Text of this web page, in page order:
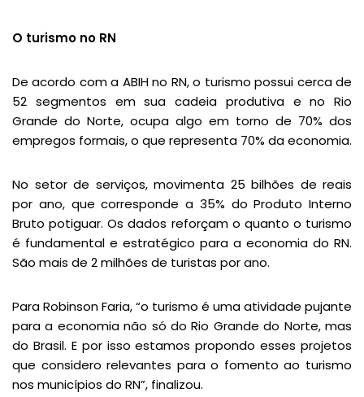
O turismo no RN
De acordo com a ABIH no RN, o turismo possui cerca de
52 segmentos em sua cadeia produtiva e no Rio
Grande do Norte, ocupa algo em torno de 70% dos
empregos formais, o que representa 70% da economia.
No setor de serviços, movimenta 25 bilhões de reais
por ano, que corresponde a 35% do Produto Interno
Bruto potiguar. Os dados reforçam o quanto o turismo
é fundamental e estratégico para a economia do RN.
São mais de 2 milhões de turistas por ano.
Para Robinson Faria, “o turismo é uma atividade pujante
para a economia não só do Rio Grande do Norte, mas
do Brasil. E por isso estamos propondo esses projetos
que considero relevantes para o fomento ao turismo
nos municípios do RN”, finalizou.